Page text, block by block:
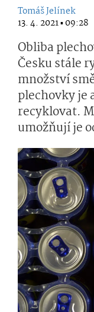
Tomáš Jelínek
13. 4. 2021 ▪ 09:28
Obliba
Česku stále
množství
plechovky je
recyklovat.
umožňují je